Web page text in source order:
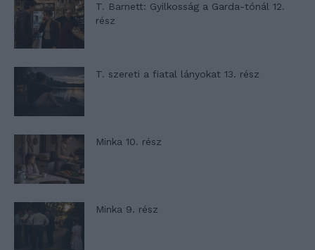
T. Barnett: Gyilkosság a Garda-tónál 12.
rész
T. szereti a fiatal lányokat 13. rész
Minka 10. rész
Minka 9. rész